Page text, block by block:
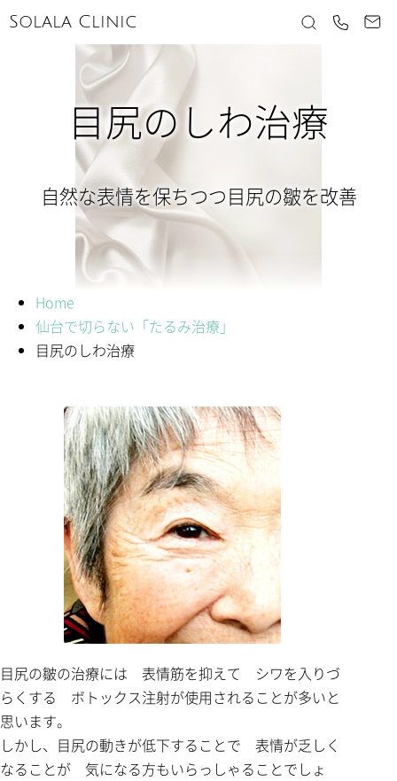
Solala Clinic
Home
仙台で切らない「たるみ治療」
目尻のしわ治療
目尻のしわ治療
自然な表情を保ちつつ目尻の皺を改善
目尻の皺の治療には 表情筋を抑えて シワを入りづ
らくする ボトックス注射が使用されることが多いと
思います。
しかし、目尻の動きが低下することで 表情が乏しく
なることが 気になる方もいらっしゃることでしょ